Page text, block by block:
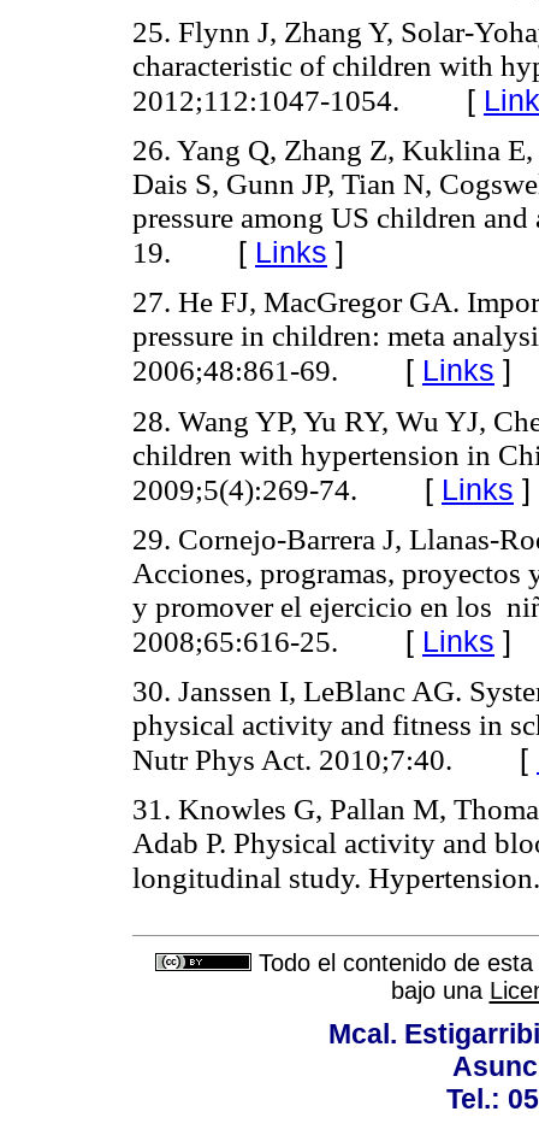
25. Flynn J, Zhang Y, Solar-
characteristic of children with
2012;112:1047-1054. [
26. Yang Q, Zhang Z, Kuklina
Dais S, Gunn JP, Tian N,
pressure among US children
19. [ Links ]
27. He FJ, MacGregor GA.
pressure in children: meta
2006;48:861-69. [ Links ]
28. Wang YP, Yu RY, Wu YJ,
children with hypertension in
2009;5(4):269-74. [ Links ]
29. Cornejo-Barrera J, Llanas-
Acciones, programas,
y promover el ejercicio en los
2008;65:616-25. [ Links ]
30. Janssen I, LeBlanc AG.
physical activity and fitness in
Nutr Phys Act. 2010;7:40. [
31. Knowles G, Pallan M,
Adab P. Physical activity and
longitudinal study.
Todo el contenido de
bajo una
Mcal.
Tel.: